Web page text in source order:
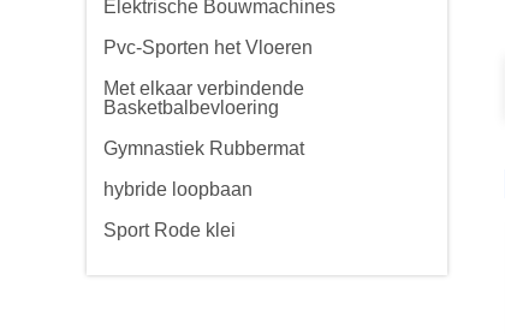
Elektrische Bouwmachines
Pvc-Sporten het Vloeren
Met elkaar verbindende
Basketbalbevloering
Gymnastiek Rubbermat
hybride loopbaan
Sport Rode klei